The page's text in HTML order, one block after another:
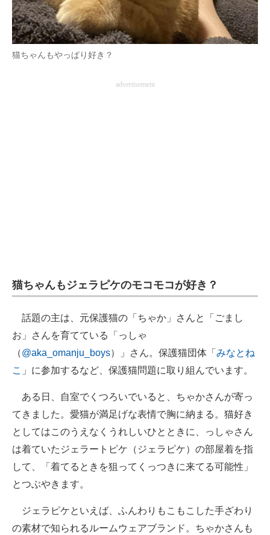
経営リーダーのコミュニティ
マーケ×ITの今がよく分かる
ITエンジニア向け専門サイト
企業向けIT製品の総合サイト
ちょっと気になるネットの話題
猫ちゃんもやっぱり好き？
advertisement
猫ちゃんもジェラピケのモコモコが好き？
話題の主は、元保護猫の「ちゃか」さんと「ごまし
お」さんを育てている「っしゃ
（@aka_omanju_boys）」さん。保護猫団体「 みなとね
こ 」に参加するなど、保護猫問題に取り組んでいます。
ある日、自室でくつろいでいると、ちゃかさんが寄っ
てきました。愛猫が満足げな表情で胸に納まる。猫好き
としてはこのうえなくうれしいひとときに、っしゃさん
は着ていたジェラートピケ（ジェラピケ）の部屋着を指
して、「着てるときを狙ってくっつきに来てる可能性」
とつぶやきます。
ジェラピケといえば、ふんわりもこもこした手ざわり
の素材で知られるルームウェアブランド。ちゃかさんも